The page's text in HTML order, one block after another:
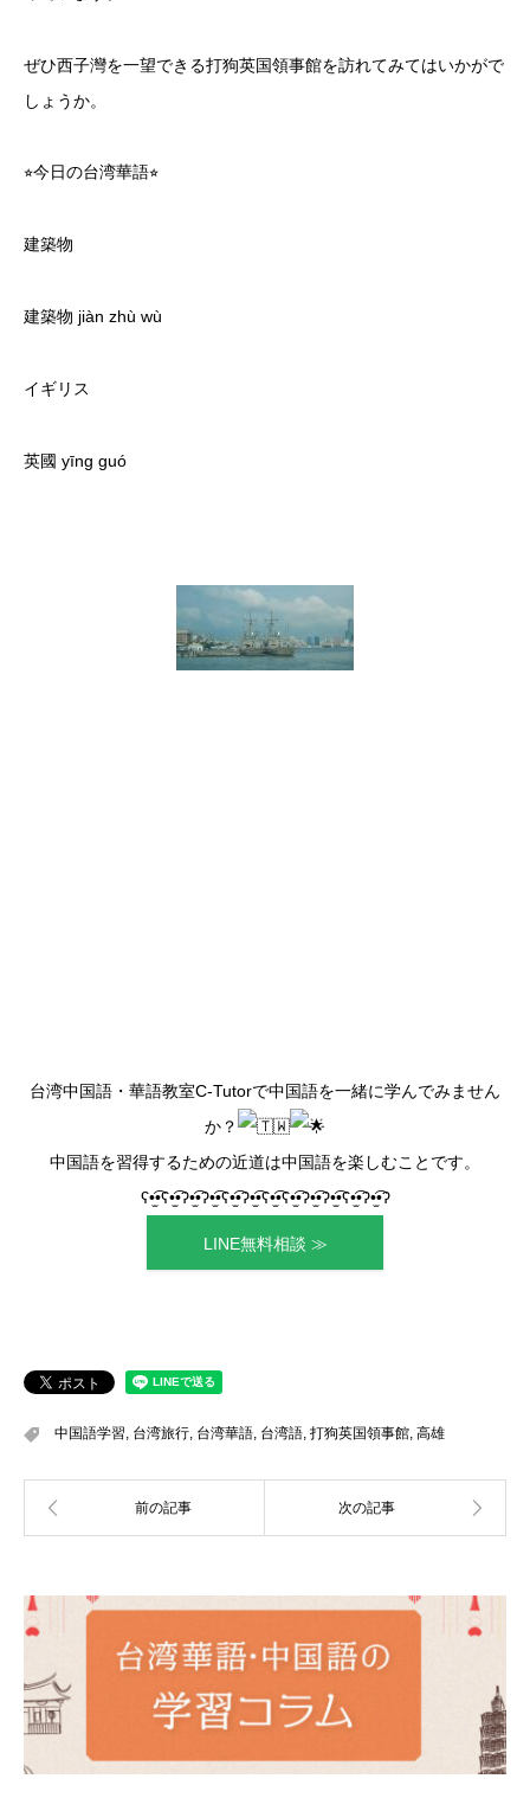
ぜひ西子灣を一望できる打狗英国領事館を訪れてみてはいかがで
しょうか。
⭐︎今日の台湾華語⭐︎
建築物
建築物 jiàn zhù wù
イギリス
英國 yīng guó
台湾中国語・華語教室C-Tutorで中国語を一緒に学んでみません
か？
中国語を習得するための近道は中国語を楽しむことです。
ʕ•̫͡•ʕ•̫͡•ʔ•̫͡•ʔ•̫͡•ʕ•̫͡•ʔ•̫͡•ʕ•̫͡•ʕ•̫͡•ʔ•̫͡•ʔ•̫͡•ʕ•̫͡•ʔ•̫͡•ʔ
LINE無料相談 ≫
中国語学習 台湾旅行 台湾華語 台湾語 打狗英国領事館 高雄